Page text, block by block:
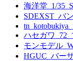
海洋堂_1/
SDEXST_バ
ハセガワ
モンモデル
HGUC_バー